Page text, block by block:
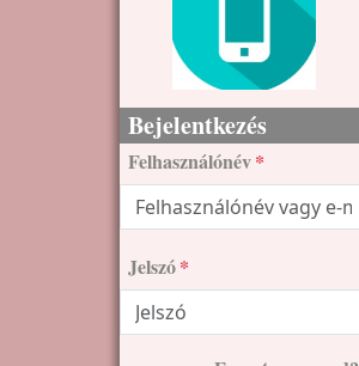
Bejelentkezés
Felhasználónév
Jelszó